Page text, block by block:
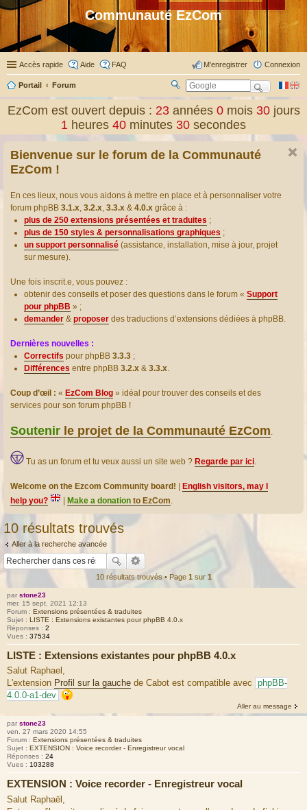
Communauté EzCom
Accès rapide Aide FAQ Connexion
M’enregistrer
Portail Forum
ec
ch
er
EzCom est ouvert depuis : 23 années0 mois30 jours
1 heures 40 minutes 31 secondes
Bienvenue sur le forum de la Communauté
EzCom !
En ces lieux, nous vous aidons à mettre en place et à personnaliser votre
forum phpBB 3.1.x, 3.2.x, 3.3.x & 4.0.x grâce à :
plus de 250 extensions présentées et traduites ;
plus de 150 styles & personnalisations graphiques ;
un support personnalisé (assistance, installation, mise à jour, projet
sur mesure).
Une fois inscrit.e, vous pouvez :
obtenir des conseils et poser des questions dans le forum « Support
pour phpBB » ;
demander & proposer des traductions d’extensions dédiées à phpBB.
Dernières nouvelles :
Correctifs pour phpBB 3.3.3 ;
Différences entre phpBB 3.2.x & 3.3.x.
Coup d’œil : « EzCom Blog » idéal pour trouver des conseils et des
services pour son forum phpBB !
Soutenir le projet de la Communauté EzCom.
Tu as un forum et tu veux aussi un site web ? Regarde par ici.
Welcome on the Ezcom Community board!
English visitors, may I
help you?
Make a donation to EzCom.
10 résultats trouvés
Aller à la recherche avancée
10 résultats trouvés • Page 1 sur 1
par stone23
mer. 15 sept. 2021 12:13
Forum : Extensions présentées & traduites
Sujet : LISTE : Extensions existantes pour phpBB 4.0.x
Réponses : 2
Vues : 37534
LISTE : Extensions existantes pour phpBB 4.0.x
Salut Raphael,
L'extension Profil sur la gauche de Cabot est compatible avec phpBB-
4.0.0-a1-dev
Aller au message
par stone23
ven. 27 mars 2020 14:55
Forum : Extensions présentées & traduites
Sujet : EXTENSION : Voice recorder - Enregistreur vocal
Réponses : 24
Vues : 103288
EXTENSION : Voice recorder - Enregistreur vocal
Salut Raphaël,